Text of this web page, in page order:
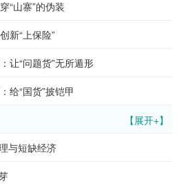
“山寨”的伪装
新“上保险”
让“问题货”无所遁形
给“国货”披铠甲
【展开+】
与短缺经济